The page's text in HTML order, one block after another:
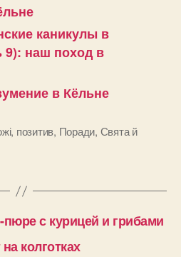
каникулы в
9): наш поход в
в Кёльне
, позитив, Поради, Свята й
с курицей и грибами
колготках